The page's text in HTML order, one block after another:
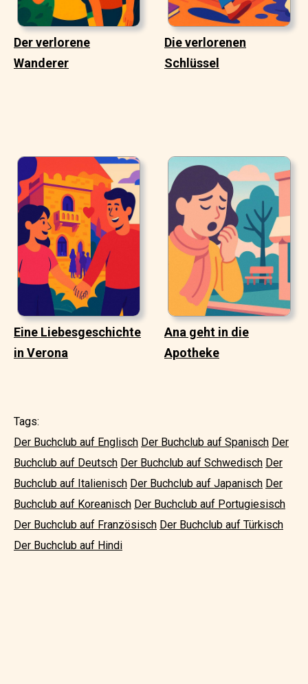
Der verlorene
Wanderer
Die verlorenen
Schlüssel
Eine Liebesgeschichte
in Verona
Ana geht in die
Apotheke
Tags:
Der Buchclub auf Englisch Der Buchclub auf Spanisch Der
Buchclub auf Deutsch Der Buchclub auf Schwedisch Der
Buchclub auf Italienisch Der Buchclub auf Japanisch Der
Buchclub auf Koreanisch Der Buchclub auf Portugiesisch
Der Buchclub auf Französisch Der Buchclub auf Türkisch
Der Buchclub auf Hindi